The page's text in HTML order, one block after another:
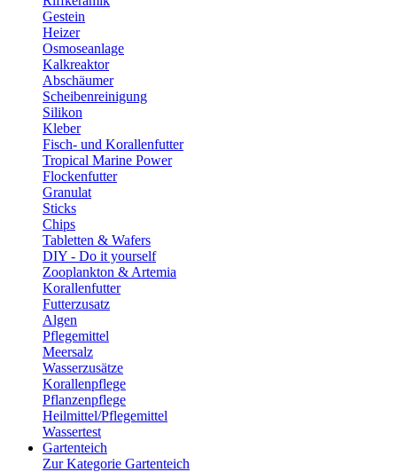
Gestein
Heizer
Osmoseanlage
Kalkreaktor
Abschäumer
Scheibenreinigung
Silikon
Kleber
Fisch- und Korallenfutter
Tropical Marine Power
Flockenfutter
Granulat
Sticks
Chips
Tabletten & Wafers
DIY - Do it yourself
Zooplankton & Artemia
Korallenfutter
Futterzusatz
Algen
Pflegemittel
Meersalz
Wasserzusätze
Korallenpflege
Pflanzenpflege
Heilmittel/Pflegemittel
Wassertest
Gartenteich
Zur Kategorie Gartenteich